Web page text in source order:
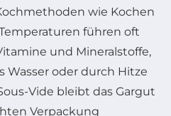
wie Kochen
führen oft
und Mineralstoffe,
Wasser oder durch Hitze
Vide bleibt das Gargut
Verpackung